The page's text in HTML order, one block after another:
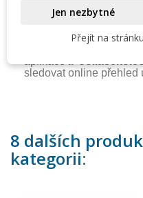
Redox
- Regulace pH pomocí
Aseko Web Services
sledovat online přehled
8 dalších
kategorii:
Jen nezbytné
Přejít na